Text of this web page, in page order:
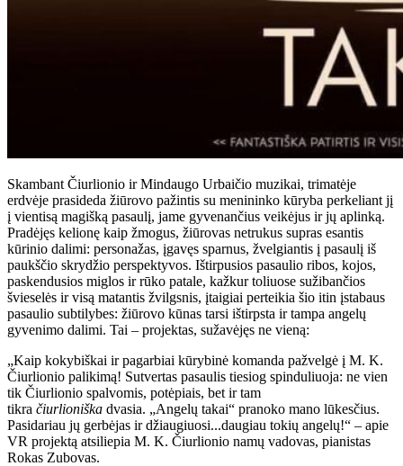
Skambant Čiurlionio ir Mindaugo Urbaičio muzikai, trimatėje
erdvėje prasideda žiūrovo pažintis su menininko kūryba perkeliant jį
į vientisą magišką pasaulį, jame gyvenančius veikėjus ir jų aplinką.
Pradėjęs kelionę kaip žmogus, žiūrovas netrukus supras esantis
kūrinio dalimi: personažas, įgavęs sparnus, žvelgiantis į pasaulį iš
paukščio skrydžio perspektyvos. Ištirpusios pasaulio ribos, kojos,
paskendusios miglos ir rūko patale, kažkur toliuose sužibančios
švieselės ir visą matantis žvilgsnis, įtaigiai perteikia šio itin įstabaus
pasaulio subtilybes: žiūrovo kūnas tarsi ištirpsta ir tampa angelų
gyvenimo dalimi. Tai – projektas, sužavėjęs ne vieną:
„Kaip kokybiškai ir pagarbiai kūrybinė komanda pažvelgė į M. K.
Čiurlionio palikimą! Sutvertas pasaulis tiesiog spinduliuoja: ne vien
tik Čiurlionio spalvomis, potėpiais, bet ir tam
tikra čiurlioniška dvasia. „Angelų takai“ pranoko mano lūkesčius.
Pasidariau jų gerbėjas ir džiaugiuosi...daugiau tokių angelų!“ – apie
VR projektą atsiliepia M. K. Čiurlionio namų vadovas, pianistas
Rokas Zubovas.